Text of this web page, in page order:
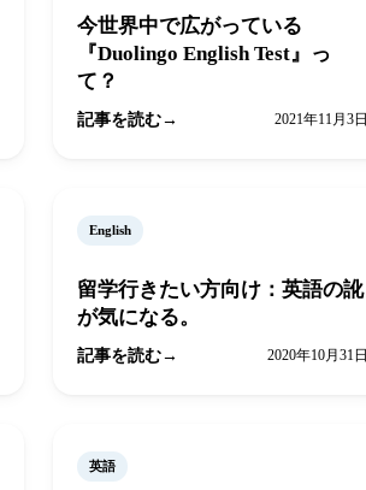
今世界中で広がっている
『Duolingo English Test』っ
て？
記事を読む 2021年11月3日
English
留学行きたい方向け：英語の訛
が気になる。
記事を読む 2020年10月31日
英語